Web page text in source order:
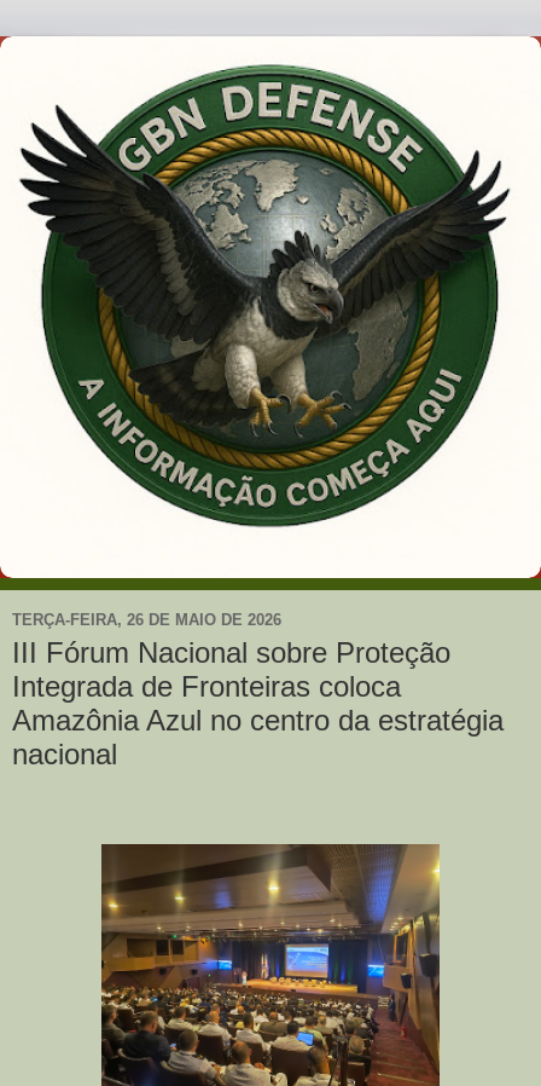
TERÇA-FEIRA, 26 DE MAIO DE 2026
III Fórum Nacional sobre Proteção
Integrada de Fronteiras coloca
Amazônia Azul no centro da estratégia
nacional